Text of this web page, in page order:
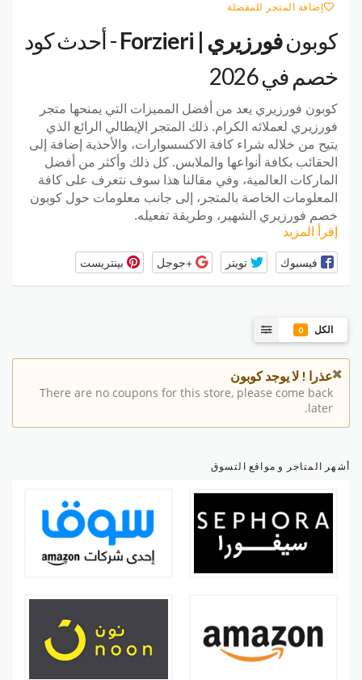
إضافة المتجر للمفضلة
كوبونفورزيري | Forzieri
- أحدث كود
خصم في 2026
كوبون فورزيري يعد من أفضل المميزات التي يمنحها متجر
فورزيري لعملائه الكرام. ذلك المتجر الإيطالي الرائع الذي
يتيح من خلاله شراء كافة الاكسسوارات، والأحذية إضافة إلى
الحقائب بكافة أنواعها والملابس. كل ذلك وأكثر من أفضل
الماركات العالمية، وفي مقالنا هذا سوف نتعرف على كافة
المعلومات الخاصة بالمتجر، إلى جانب معلومات حول كوبون
خصم فورزيري الشهير، وطريقة تفعيله.
إقرأ المزيد
فيسبوك تويتر +جوجل بينتريست
الكل 0
عذرا ! لا يوجد كوبون
There are no coupons for this store, please come back
later.
أشهر المتاجر و مواقع التسوق